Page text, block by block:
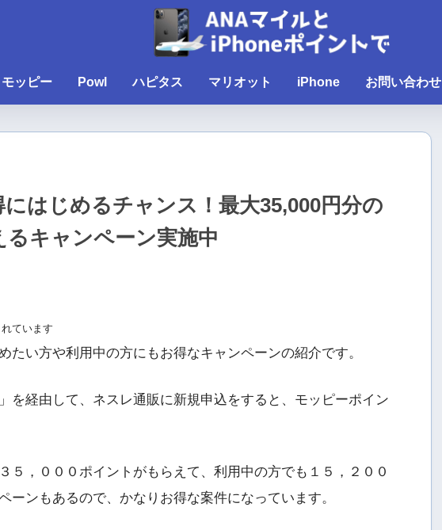
モッピー Powl ハピタス マリオット iPhone お問い合わせ
はじめるチャンス！最大35,000円分の
キャンペーン実施中
ています
たい方や利用中の方にもお得なキャンペーンの紹介です。
を経由して、ネスレ通販に新規申込をすると、モッピーポイン
５，０００ポイントがもらえて、利用中の方でも１５，２００
ーンもあるので、かなりお得な案件になっています。